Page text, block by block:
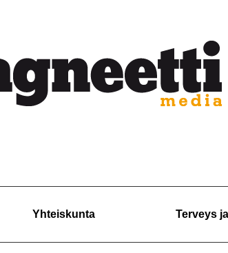
Yhteiskunta Terveys